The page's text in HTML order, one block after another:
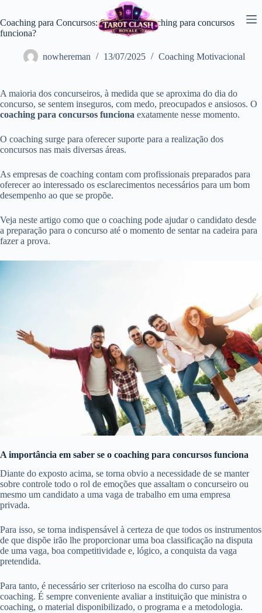
o
conteúdo
Coaching para Concursos: Será que o Coaching para concursos
funciona?
nowhereman 13/07/2025 Coaching Motivacional
A maioria dos concurseiros, à medida que se aproxima do dia do
concurso, se sentem inseguros, com medo, preocupados e ansiosos. O
coaching para concursos funciona exatamente nesse momento.
O coaching surge para oferecer suporte para a realização dos
concursos nas mais diversas áreas.
As empresas de coaching contam com profissionais preparados para
oferecer ao interessado os esclarecimentos necessários para um bom
desempenho ao que se propõe.
Veja neste artigo como que o coaching pode ajudar o candidato desde
a preparação para o concurso até o momento de sentar na cadeira para
fazer a prova.
A importância em saber se o coaching para concursos funciona
Diante do exposto acima, se torna obvio a necessidade de se manter
sobre controle todo o rol de emoções que assaltam o concurseiro ou
mesmo um candidato a uma vaga de trabalho em uma empresa
privada.
Para isso, se torna indispensável à certeza de que todos os instrumentos
de que dispõe irão lhe proporcionar uma boa classificação na disputa
de uma vaga, boa competitividade e, lógico, a conquista da vaga
pretendida.
Para tanto, é necessário ser criterioso na escolha do curso para
coaching. É sempre conveniente avaliar a instituição que ministra o
coaching, o material disponibilizado, o programa e a metodologia.